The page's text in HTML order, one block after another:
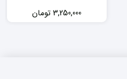
3,250,000 تومان